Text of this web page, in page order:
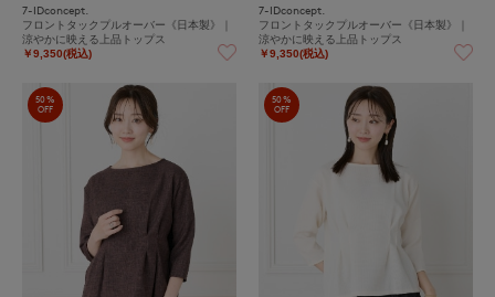
7-IDconcept.
フロントタックプルオーバー《日本製》｜
涼やかに映える上品トップス
￥9,350(税込)
7-IDconcept.
フロントタックプルオーバー《日本製》｜
涼やかに映える上品トップス
￥9,350(税込)
50%
OFF
50%
OFF